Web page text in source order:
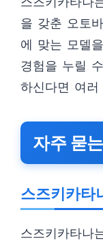
을 갖춘 오토
에 맞는 모델
경험을 누릴
하신다면 여러
자주 묻
스즈키카타
스즈키카타나